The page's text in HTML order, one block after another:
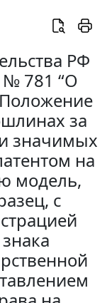
РФ
№ 781 “О
за
значимых
на
модель,
с